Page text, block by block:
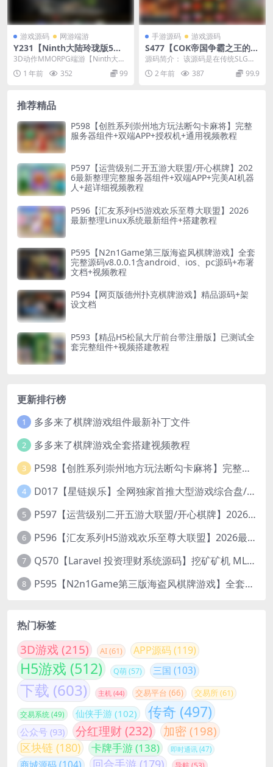
游戏源码 网游端游
Y231【Ninth大陆玲珑版5职
业】3D动作MMORPG端游/最
新整理Win半手工服务端+网
页注册+GM工具+GM命令+PC
3D动作MMORPG端游【Ninth大陆
玲珑版5职业】2025年2月13日最新
打...1 年前 352 99
手游源码 游戏源码
S477【COK帝国争霸之王的荣
耀】策略手游/最新打包Wn服
务端源码+视频架设教程
源码简介： 该源码是在传统SLG的
玩法做了不少的创新。策略,战斗和
养成很好的契合...
2 年前 387 99.9
推荐精品
P598【创胜系列崇州地方玩法断勾卡麻将】完整
服务器组件+双端APP+授权机+通用视频教程
P597【运营级别二开五游大联盟/开心棋牌】202
6最新整理完整服务器组件+双端APP+完美AI机器
人+超详细视频教程
P596【汇友系列H5游戏欢乐至尊大联盟】2026
最新整理Linux系统最新组件+搭建教程
P595【N2n1Game第三版海盗风棋牌游戏】全套
完整源码v8.0.0.1含android、ios、pc源码+布署
文档+视频教程
P594【网页版德州扑克棋牌游戏】精品源码+架
设文档
P593【精品H5松鼠大厅前台带注册版】已测试全
套完整组件+视频搭建教程
更新排行榜
1 多多来了棋牌游戏组件最新补丁文件
2 多多来了棋牌游戏全套搭建视频教程
3 P598【创胜系列崇州地方玩法断勾卡麻将】完整服务器组件+双端APP+授权机+通用视频教程
4 D017【星链娱乐】全网独家首推大型游戏综合盘/体育/PG/电竟/电玩大型综合体
5 P597【运营级别二开五游大联盟/开心棋牌】2026最新整理完整服务器组件+双端APP+完美AI机器人+超详细视频教程
6 P596【汇友系列H5游戏欢乐至尊大联盟】2026最新整理Linux系统最新组件+搭建教程
7 Q570【Laravel 投资理财系统源码】挖矿矿机 MLM分销 带后台
8 P595【N2n1Game第三版海盗风棋牌游戏】全套完整源码v8.0.0.1含android、ios、pc源码+布署文档+视频教程
热门标签
3D游戏 (215) AI(61) APP源码(119)
H5游戏 (512) Q萌(57) 三国 (103)
下载 (603) 主机 (44) 交易平台 (66) 交易所(61)
交易系统 (49) 仙侠手游 (102) 传奇 (497)
公众号 (93) 分红理财 (232) 加密 (198)
区块链 (180) 卡牌手游(138) 即时通讯 (47)
回合手游 (179)